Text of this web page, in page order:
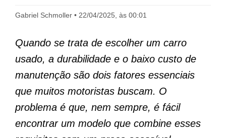
Gabriel Schmoller 22/04/2025, às 00:01
Quando se trata de escolher um carro
usado, a durabilidade e o baixo custo de
manutenção são dois fatores essenciais
que muitos motoristas buscam. O
problema é que, nem sempre, é fácil
encontrar um modelo que combine esses